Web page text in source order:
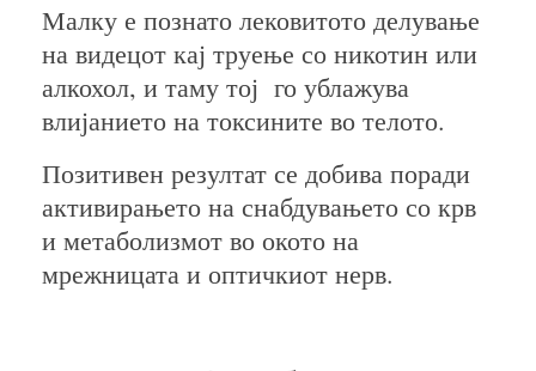
Малку е познато лековитото делување
на видецот кај труење со никотин или
алкохол, и таму тој го ублажува
влијанието на токсините во телото.
Позитивен резултат се добива поради
активирањето на снабдувањето со крв
и метаболизмот во окото на
мрежницата и оптичкиот нерв.